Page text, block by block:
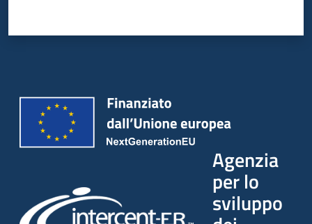
Agenzia
per lo
sviluppo